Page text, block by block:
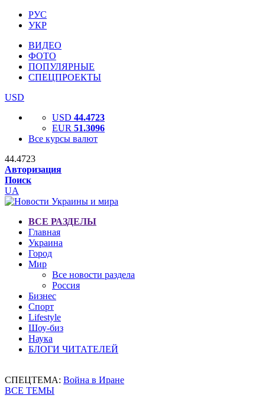
РУС
УКР
ВИДЕО
ФОТО
ПОПУЛЯРНЫЕ
СПЕЦПРОЕКТЫ
USD
USD 44.4723
EUR 51.3096
Все курсы валют
44.4723
Авторизация
Поиск
UA
ВСЕ РАЗДЕЛЫ
Главная
Украина
Город
Мир
Все новости раздела
Россия
Бизнес
Спорт
Lifestyle
Шоу-биз
Наука
БЛОГИ ЧИТАТЕЛЕЙ
СПЕЦТЕМА: Война в Иране
ВСЕ ТЕМЫ